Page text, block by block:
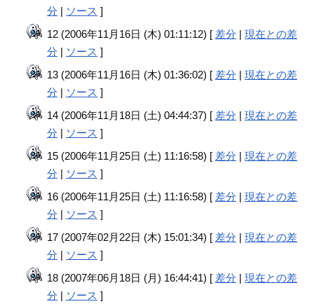
分 | ソース ]
12 (2006年11月16日 (木) 01:11:12) [ 差分 |現在との差
分 | ソース ]
13 (2006年11月16日 (木) 01:36:02) [ 差分 |現在との差
分 | ソース ]
14 (2006年11月18日 (土) 04:44:37) [ 差分 |現在との差
分 | ソース ]
15 (2006年11月25日 (土) 11:16:58) [ 差分 |現在との差
分 | ソース ]
16 (2006年11月25日 (土) 11:16:58) [ 差分 |現在との差
分 | ソース ]
17 (2007年02月22日 (木) 15:01:34) [ 差分 |現在との差
分 | ソース ]
18 (2007年06月18日 (月) 16:44:41) [ 差分 |現在との差
分 | ソース ]